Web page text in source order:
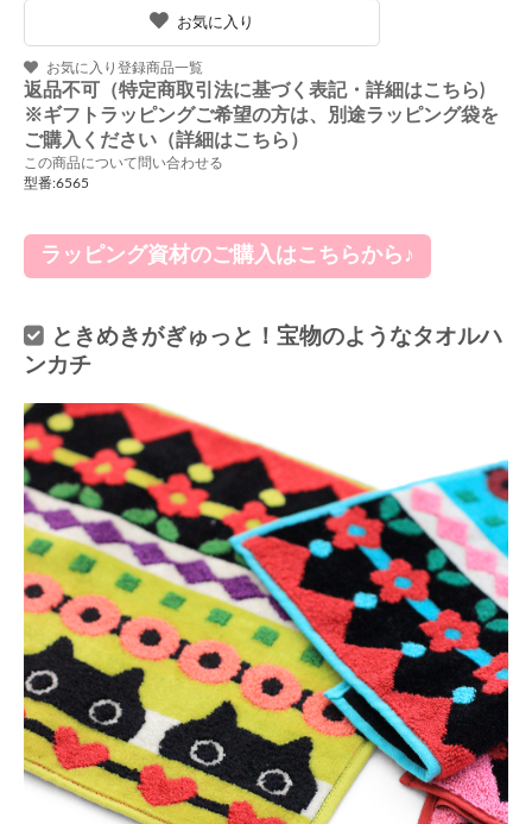
お気に入り
お気に入り登録商品一覧
返品不可（特定商取引法に基づく表記・詳細はこちら)
※ギフトラッピングご希望の方は、別途ラッピング袋を
ご購入ください（詳細はこちら）
この商品について問い合わせる
型番:6565
ラッピング資材のご購入はこちらから♪
ときめきがぎゅっと！宝物のようなタオルハ
ンカチ